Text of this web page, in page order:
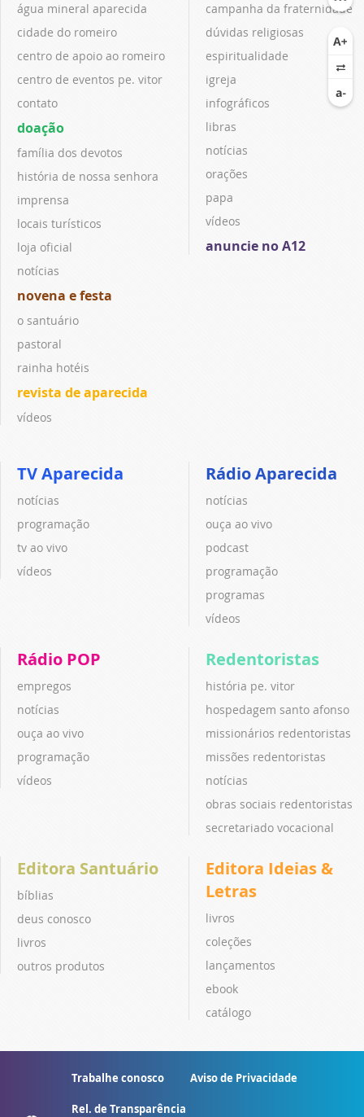
água mineral aparecida
cidade do romeiro
centro de apoio ao romeiro
centro de eventos pe. vitor
contato
doação
família dos devotos
história de nossa senhora
imprensa
locais turísticos
loja oficial
notícias
novena e festa
o santuário
pastoral
rainha hotéis
revista de aparecida
vídeos
campanha da fraternidade
dúvidas religiosas
espiritualidade
igreja
infográficos
libras
notícias
orações
papa
vídeos
anuncie no A12
TV Aparecida
notícias
programação
tv ao vivo
vídeos
Rádio Aparecida
notícias
ouça ao vivo
podcast
programação
programas
vídeos
Rádio POP
empregos
notícias
ouça ao vivo
programação
vídeos
Redentoristas
história pe. vitor
hospedagem santo afonso
missionários redentoristas
missões redentoristas
notícias
obras sociais redentoristas
secretariado vocacional
Editora Santuário
bíblias
deus conosco
livros
outros produtos
Editora Ideias &
Letras
livros
coleções
lançamentos
ebook
catálogo
Trabalhe conosco Aviso de Privacidade
Rel. de Transparência